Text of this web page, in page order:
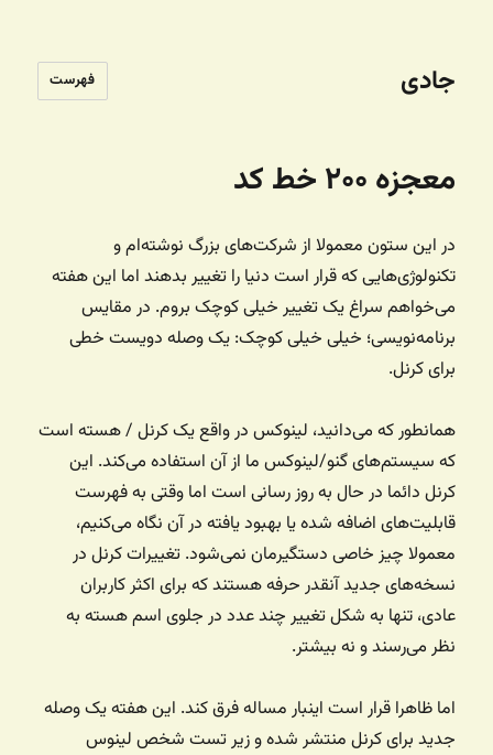
جادی فهرست
معجزه ۲۰۰ خط کد
در این ستون معمولا از شرکت‌های بزرگ نوشته‌ام و
تکنولوژی‌هایی که قرار است دنیا را تغییر بدهند اما این هفته
می‌خواهم سراغ یک تغییر خیلی کوچک بروم. در مقایس
برنامه‌نویسی؛ خیلی خیلی کوچک: یک وصله دویست خطی
برای کرنل.
همانطور که می‌دانید، لینوکس در واقع یک کرنل / هسته است
که سیستم‌های گنو/لینوکس ما از آن استفاده می‌کند. این
کرنل دائما در حال به روز رسانی است اما وقتی به فهرست
قابلیت‌های اضافه شده یا بهبود یافته در آن نگاه می‌کنیم،
معمولا چیز خاصی دستگیرمان نمی‌شود. تغییرات کرنل در
نسخه‌های جدید آنقدر حرفه‌ هستند که برای اکثر کاربران
عادی، تنها به شکل تغییر چند عدد در جلوی اسم هسته به
نظر می‌رسند و نه بیشتر.
اما ظاهرا قرار است اینبار مساله فرق کند. این هفته یک وصله
جدید برای کرنل منتشر شده و زیر تست شخص لینوس